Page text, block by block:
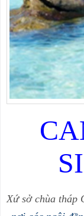
Xứ sở chùa tháp